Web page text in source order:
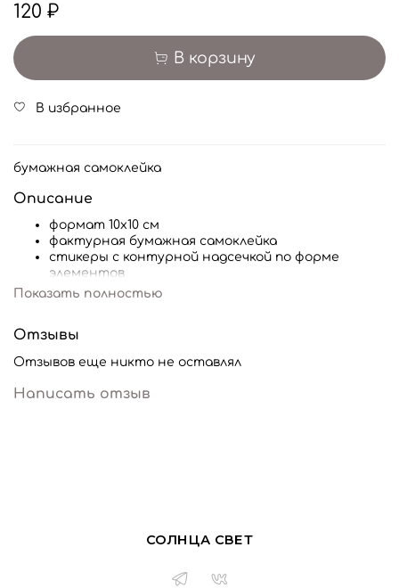
120 ₽
В корзину
В избранное
бумажная самоклейка
Описание
формат 10х10 см
фактурная бумажная самоклейка
стикеры с контурной надсечкой по форме
элементов
Показать полностью
Отзывы
Отзывов еще никто не оставлял
Написать отзыв
СОЛНЦА СВЕТ